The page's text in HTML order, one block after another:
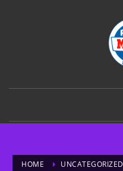
HOME
UNCATEGORIZED